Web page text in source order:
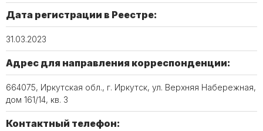
Дата регистрации в Реестре:
31.03.2023
Адрес для направления корреспонденции:
664075, Иркутская обл., г. Иркутск, ул. Верхняя Набережная,
дом 161/14, кв. 3
Контактный телефон: